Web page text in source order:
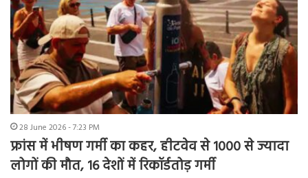
28 June 2026 - 7:23 PM
फ्रांस में भीषण गर्मी का कहर, हीटवेव से 1000 से ज्यादा
लोगों की मौत, 16 देशों में रिकॉर्डतोड़ गर्मी